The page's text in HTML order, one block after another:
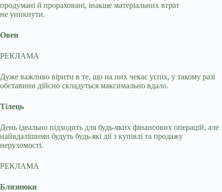
продумані й прораховані, інакше матеріальних втрат
не уникнути.
Овен
РЕКЛАМА
Дуже важливо вірити в те, що на них чекає успіх, у такому разі
обставини дійсно складуться максимально вдало.
Тілець
День ідеально підходить для будь-яких фінансових операцій, але
найвдалішими будуть будь-які дії з купівлі та продажу
нерухомості.
РЕКЛАМА
Близнюки